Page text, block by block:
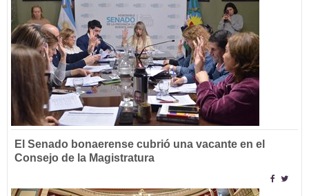
El Senado bonaerense cubrió una vacante en el
Consejo de la Magistratura